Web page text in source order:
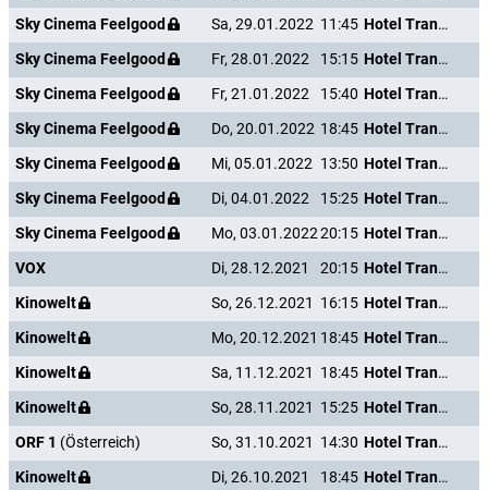
Sky Cinema Feelgood
Sa, 29.01.2022 11:45
Hotel Transsilvanien 2
Sky Cinema Feelgood
Fr, 28.01.2022 15:15
Hotel Transsilvanien 2
Sky Cinema Feelgood
Fr, 21.01.2022 15:40
Hotel Transsilvanien 2
Sky Cinema Feelgood
Do, 20.01.2022 18:45
Hotel Transsilvanien 2
Sky Cinema Feelgood
Mi, 05.01.2022 13:50
Hotel Transsilvanien 2
Sky Cinema Feelgood
Di, 04.01.2022 15:25
Hotel Transsilvanien 2
Sky Cinema Feelgood
Mo, 03.01.202220:15
Hotel Transsilvanien 2
VOX
Di, 28.12.2021 20:15
Hotel Transsilvanien 2
Kinowelt
So, 26.12.2021 16:15
Hotel Transsilvanien 2
Kinowelt
Mo, 20.12.2021 18:45
Hotel Transsilvanien 2
Kinowelt
Sa, 11.12.2021 18:45
Hotel Transsilvanien 2
Kinowelt
So, 28.11.2021 15:25
Hotel Transsilvanien 2
ORF 1 (Österreich) So, 31.10.2021 14:30
Hotel Transsilvanien 2
Kinowelt
Di, 26.10.2021 18:45
Hotel Transsilvanien 2